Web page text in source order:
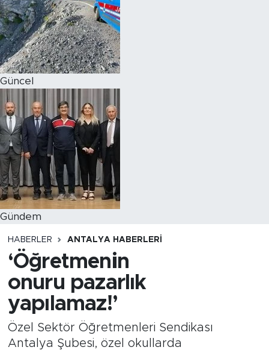
Güncel
Gündem
HABERLER ANTALYA HABERLERI
‘Öğretmenin
onuru pazarlık
yapılamaz!’
Özel Sektör Öğretmenleri Sendikası
Antalya Şubesi, özel okullarda
Magazin
Özel Haber
Politika
Resmi İlanlar
Sağlık
Spor
Turizm